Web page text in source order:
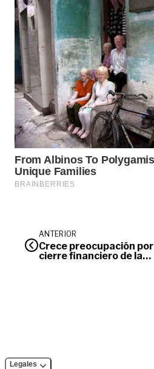
ANTERIOR
Crece preocupación por
cierre financiero de la
Legales